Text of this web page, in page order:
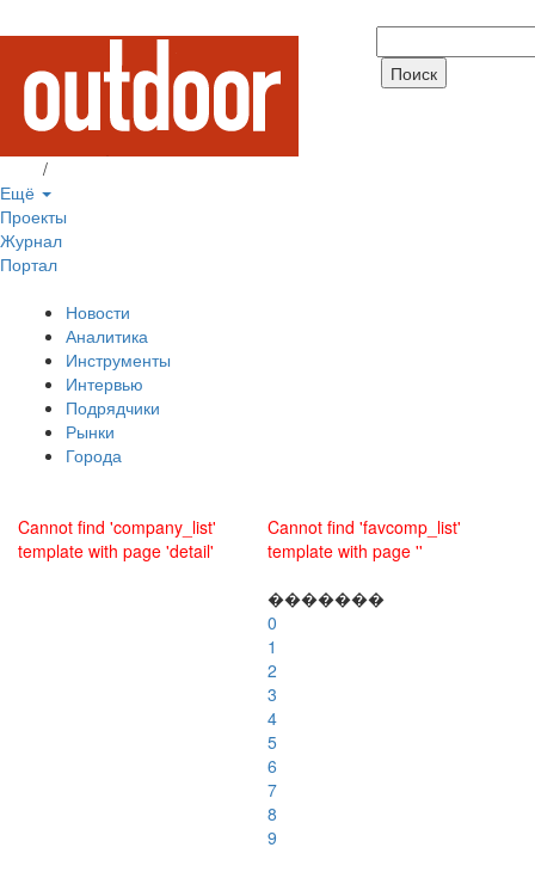
/
Ещё
Проекты
Журнал
Портал
Новости
Аналитика
Инструменты
Интервью
Подрядчики
Рынки
Города
Cannot find 'company_list'
template with page 'detail'
Cannot find 'favcomp_list'
template with page ''
�������
0
1
2
3
4
5
6
7
8
9